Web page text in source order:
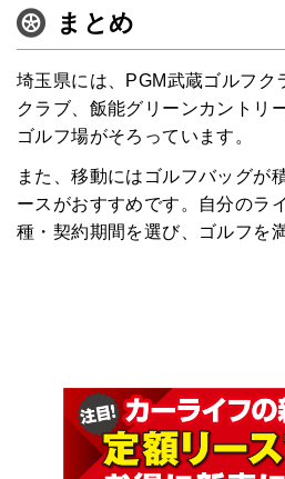
まとめ
埼玉県には、PGM武蔵ゴルフク
クラブ、飯能グリーンカントリ
ゴルフ場がそろっています。
また、移動にはゴルフバッグが
ースがおすすめです。自分のラ
種・契約期間を選び、ゴルフを